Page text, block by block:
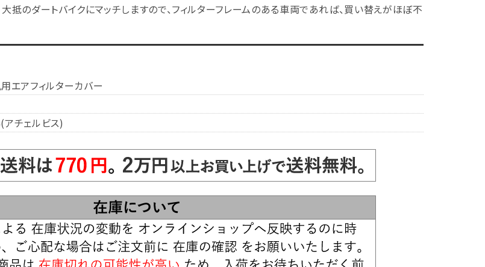
抵のダートバイクにマッチしますので、フィルターフレームのある車両であれば、買い替えがほぼ不
エアフィルターカバー
アチェルビス)